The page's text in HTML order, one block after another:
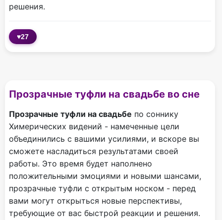
решения.
♥27
Прозрачные туфли на свадьбе во сне
Прозрачные туфли на свадьбе по соннику
Химерических видений - намеченные цели
объединились с вашими усилиями, и вскоре вы
сможете насладиться результатами своей
работы. Это время будет наполнено
положительными эмоциями и новыми шансами,
прозрачные туфли с открытым носком - перед
вами могут открыться новые перспективы,
требующие от вас быстрой реакции и решения.